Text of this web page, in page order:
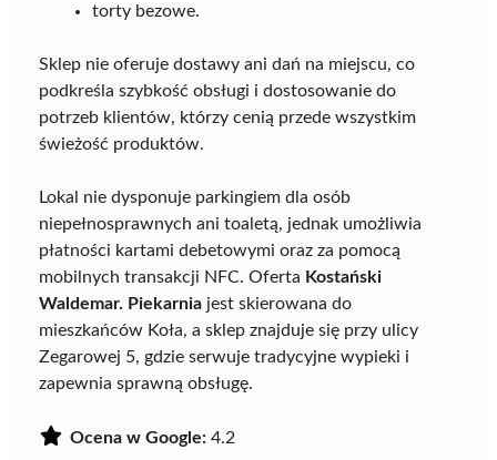
torty bezowe.
Sklep nie oferuje dostawy ani dań na miejscu, co
podkreśla szybkość obsługi i dostosowanie do
potrzeb klientów, którzy cenią przede wszystkim
świeżość produktów.
Lokal nie dysponuje parkingiem dla osób
niepełnosprawnych ani toaletą, jednak umożliwia
płatności kartami debetowymi oraz za pomocą
mobilnych transakcji NFC. Oferta Kostański
Waldemar. Piekarnia jest skierowana do
mieszkańców Koła, a sklep znajduje się przy ulicy
Zegarowej 5, gdzie serwuje tradycyjne wypieki i
zapewnia sprawną obsługę.
Ocena w Google: 4.2